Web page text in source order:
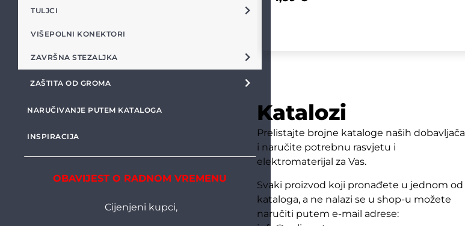
TULJCI
VIŠEPOLNI KONEKTORI
ZAVRŠNA STEZALJKA
ZAŠTITA OD GROMA
NARUČIVANJE PUTEM KATALOGA
INSPIRACIJA
OBAVIJEST O RADNOM VREMENU
Cijenjeni kupci,
Katalozi
Prelistajte brojne kataloge naših dobavljača
i naručite potrebnu rasvjetu i
elektromaterijal za Vas.
Svaki proizvod koji pronađete u jednom od
kataloga, a ne nalazi se u shop-u možete
naručiti putem e-mail adrese: